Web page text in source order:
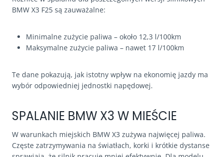
BMW X3 F25 są zauważalne:
Minimalne zużycie paliwa – około 12,3 l/100km
Maksymalne zużycie paliwa – nawet 17 l/100km
Te dane pokazują, jak istotny wpływ na ekonomię jazdy ma
wybór odpowiedniej jednostki napędowej.
SPALANIE BMW X3 W MIEŚCIE
W warunkach miejskich BMW X3 zużywa najwięcej paliwa.
Częste zatrzymywania na światłach, korki i krótkie dystanse